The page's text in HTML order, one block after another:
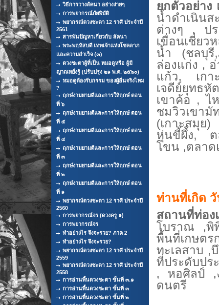
วิธีการวางลัคนา อย่างง่ายๆ
การพยากรณ์ภัยพิบัติ
พยากรณ์ดวงชะตา 12 ราศี ประจำปี
2561
สารพันปัญหาเกี่ยวกับ ลัคนา
พระพฤหัสบดี เทพเจ้าแห่งโชคลาภ
และความสำเร็จ (๓)
ดวงชะตาผู้ที่เป็น หมอดูหรือ ผู้มี
ญาณหยั่งรู้ (ปรับปรุง ๒๑ พ.ค. ๒๕๖๐)
หมอดูต้องรับกรรม ของผู้อื่นจริงไหม
?
ฤกษ์งามยามดีและการให้ฤกษ์ ตอน
ที่ ๖
ฤกษ์งามยามดีและการให้ฤกษ์ ตอน
ที่ ๕
ฤกษ์งามยามดีและการให้ฤกษ์ ตอน
ที่ ๔
ฤกษ์งามยามดีและการให้ฤกษ์ ตอน
ที่ ๓
ฤกษ์งามยามดีและการให้ฤกษ์ ตอน
ที่ ๒
ฤกษ์งามยามดีและการให้ฤกษ์ ตอน
ที่ ๑
พยากรณ์ดวงชะตา 12 ราศี ประจำปี
2560
การพยากรณ์จร (ดวงครู ๑)
การพยากรณ์จร
ทำอย่างไร จึงจะรวย? ภาค 2
ทำอย่างไร จึงจะรวย?
พยากรณ์ดวงชะตา 12 ราศี ประจำปี
2559
พยากรณ์ดวงชะตา 12 ราศี ประจำปี
2558
การอ่านพื้นดวงชะตา ขั้นที่ ๓.๑
การอ่านพื้นดวงชะตา ขั้นที่ ๓
การอ่านพื้นดวงชะตา ขั้นที่ ๒
ยกตัวอย่า
น้ำดำเนิน
ต่างๆ , ป
เขื่อนเชี่ยว
น้ำ (ชลบุรี,
ล่องแก่ง ,
แก้ว, เกา
เจดีย์ยุทธ
เขาค้อ , ไ
ชมวิวเข
(เกาะสมุย
หุ่นขี้ผึ้ง, ต
โขน ,ตลา
ท่านที่เกิด
สถานที่ท่อง
โบราณ ,พิ
พื้นที่เกษต
ทะเลสาบ ,
ที่ประดับปร
, หอศิลป์ ,
ดนตรี